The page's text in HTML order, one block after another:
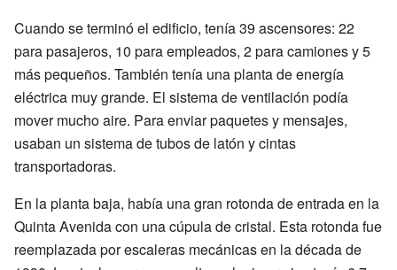
Cuando se terminó el edificio, tenía 39 ascensores: 22
para pasajeros, 10 para empleados, 2 para camiones y 5
más pequeños. También tenía una planta de energía
eléctrica muy grande. El sistema de ventilación podía
mover mucho aire. Para enviar paquetes y mensajes,
usaban un sistema de tubos de latón y cintas
transportadoras.
En la planta baja, había una gran rotonda de entrada en la
Quinta Avenida con una cúpula de cristal. Esta rotonda fue
reemplazada por escaleras mecánicas en la década de